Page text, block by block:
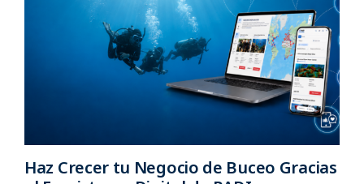
Haz Crecer tu Negocio de Buceo Gracias